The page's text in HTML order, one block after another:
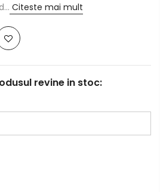
Citeste mai mult
revine in stoc: